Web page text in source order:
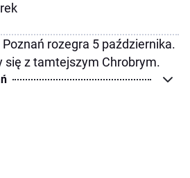
rozegra 5 października.
się z tamtejszym Chrobrym.